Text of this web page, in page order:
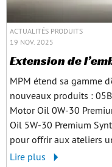
ACTUALITÉS PRODUITS
19 NOV. 2025
Extension de
MPM étend sa gamme
nouveaux produits :
Motor Oil 0W-30
Oil 5W-30 Premium
pour offrir aux ateliers
Lire plus